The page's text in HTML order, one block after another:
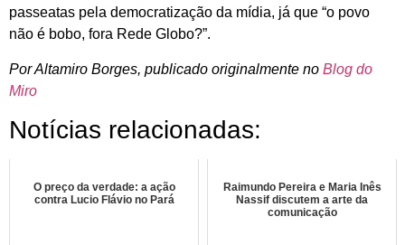
passeatas pela democratização da mídia, já que “o povo
não é bobo, fora Rede Globo?”.
Por Altamiro Borges, publicado originalmente no Blog do
Miro
Notícias relacionadas:
O preço da verdade: a ação
contra Lucio Flávio no Pará
Raimundo Pereira e Maria Inês
Nassif discutem a arte da
comunicação